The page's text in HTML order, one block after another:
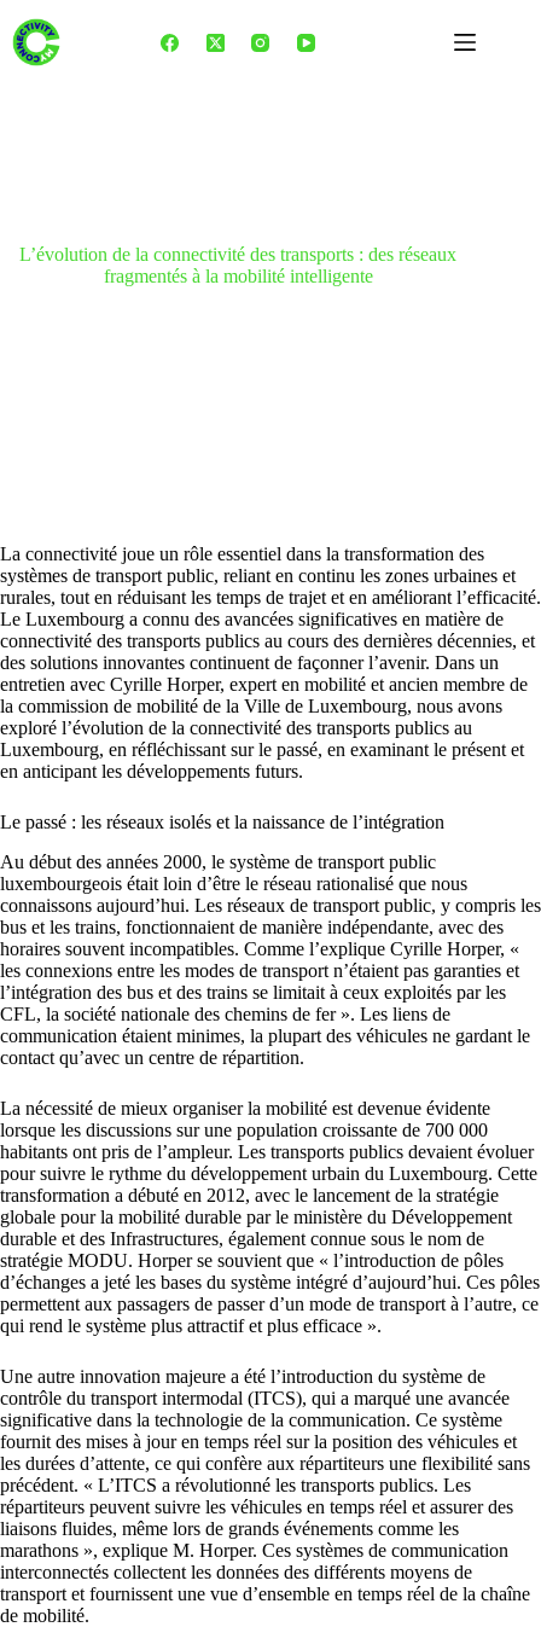
content
L’évolution de la connectivité des transports : des réseaux
fragmentés à la mobilité intelligente
La connectivité joue un rôle essentiel dans la transformation des
systèmes de transport public, reliant en continu les zones urbaines et
rurales, tout en réduisant les temps de trajet et en améliorant l’efficacité.
Le Luxembourg a connu des avancées significatives en matière de
connectivité des transports publics au cours des dernières décennies, et
des solutions innovantes continuent de façonner l’avenir. Dans un
entretien avec Cyrille Horper, expert en mobilité et ancien membre de
la commission de mobilité de la Ville de Luxembourg, nous avons
exploré l’évolution de la connectivité des transports publics au
Luxembourg, en réfléchissant sur le passé, en examinant le présent et
en anticipant les développements futurs.
Le passé : les réseaux isolés et la naissance de l’intégration
Au début des années 2000, le système de transport public
luxembourgeois était loin d’être le réseau rationalisé que nous
connaissons aujourd’hui. Les réseaux de transport public, y compris les
bus et les trains, fonctionnaient de manière indépendante, avec des
horaires souvent incompatibles. Comme l’explique Cyrille Horper, «
les connexions entre les modes de transport n’étaient pas garanties et
l’intégration des bus et des trains se limitait à ceux exploités par les
CFL, la société nationale des chemins de fer ». Les liens de
communication étaient minimes, la plupart des véhicules ne gardant le
contact qu’avec un centre de répartition.
La nécessité de mieux organiser la mobilité est devenue évidente
lorsque les discussions sur une population croissante de 700 000
habitants ont pris de l’ampleur. Les transports publics devaient évoluer
pour suivre le rythme du développement urbain du Luxembourg. Cette
transformation a débuté en 2012, avec le lancement de la stratégie
globale pour la mobilité durable par le ministère du Développement
durable et des Infrastructures, également connue sous le nom de
stratégie MODU. Horper se souvient que « l’introduction de pôles
d’échanges a jeté les bases du système intégré d’aujourd’hui. Ces pôles
permettent aux passagers de passer d’un mode de transport à l’autre, ce
qui rend le système plus attractif et plus efficace ».
Une autre innovation majeure a été l’introduction du système de
contrôle du transport intermodal (ITCS), qui a marqué une avancée
significative dans la technologie de la communication. Ce système
fournit des mises à jour en temps réel sur la position des véhicules et
les durées d’attente, ce qui confère aux répartiteurs une flexibilité sans
précédent. « L’ITCS a révolutionné les transports publics. Les
répartiteurs peuvent suivre les véhicules en temps réel et assurer des
liaisons fluides, même lors de grands événements comme les
marathons », explique M. Horper. Ces systèmes de communication
interconnectés collectent les données des différents moyens de
transport et fournissent une vue d’ensemble en temps réel de la chaîne
de mobilité.